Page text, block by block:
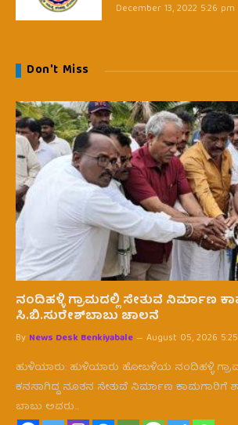
December 13, 2022 5:26 pm
Don't Miss
ನಂದಿಹಳ್ಳಿ ಗ್ರಾಮದಲ್ಲಿ ಸೇತುವೆ ನಿರ್ಮಾಣ
ಸಿ.ಬಿ.ಸುರೇಶ್‌ಬಾಬು ಚಾಲನೆ
By News Desk Benkiyabale August 05, 2026
ಹುಳಿಯಾರು: ಹುಳಿಯಾರು ಹೋಬಳಿಯ ನಂದಿಹಳ್ಳಿ
ಕನಸಾಗಿದ್ದ ನೂತನ ಸೇತುವೆ ನಿರ್ಮಾಣ ಕಾಮಗಾರಿಗೆ
ಬಾಬು ಅವರು…